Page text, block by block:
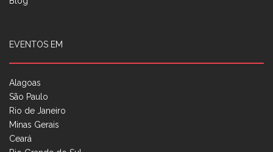
EVENTOS EM
Alagoas
São Paulo
Rio de Janeiro
Minas Gerais
Ceará